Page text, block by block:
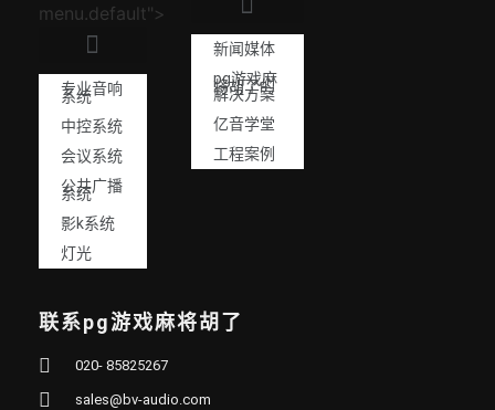
menu.default">
专业音响
系统
中控系统
会议系统
公共广播
系统
影k系统
灯光
新闻媒体
pg游戏麻
将胡了的
解决方案
亿音学堂
工程案例
联系pg游戏麻将胡了
020- 85825267
sales@bv-audio.com